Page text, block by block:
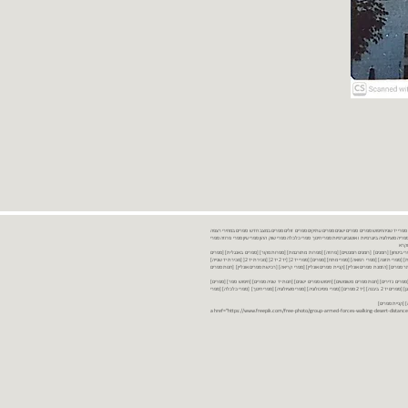
ספרים יד שניה ספרים משומשים ספרים חדשים ספרים יד 2 מכירת ספרים יד שניה ספרי יד שניהחיפוש ספרים ספרים ישנים ספרים עתיקים ספרים זולים ספרים במצב חדש ספרים במחירי רצפה
במבצע ספרים יד 2 ברמת גן ספרים יד 2 ביבנה יד 2 ספרים ספרי פסיכולוגיה ספריה סוציולוגיה ביוגרפיות ו אוטוביוגרפיות ספרי חינוך ספרי כלכלה ספרי שוק ההון ספרי עיון ספרי פרוזה ספרי
ביטחון] [רומנים] [רומנים רומנטיים] [פרוזה] [ספרות מתורגמת] [ספרות מקור] [ספרים באנגלית] [ספרים
חדשים מהחנות] [ספרים מומלצים] [ספרי בישול] [ספרי עידן חדש] [ספרי עסקים] [ספרי מורשת] [מחזות] [ספרי שירה] [ספרי בריאות] [ספרי תזונה] [ספרי רפואה] [ספרי מתח] [ספרים] [ספרי יד 2[ [יד 2 יד 2[ [מכירת יד 2[ [מכירת יד שנייה]
יד 2[ [ספר] [ספרים יד 2[ [הזמנת ספרים] [יד 2 ספרים] [ספרים בזול] [אתר ספרים] [הזמנת ספרים אונליין] [קניית ספרים אונליין] [ספרי קריאה] [רכישת ספרים אונליין] [חנות ספרים
נדירים] [חנות ספרים משומשים] [חיפוש ספרים ישנים] [חנות יד שניה ספרים] [חיפוש ספר] [ספרים]
[חנות ספרים זולים] [ספרים חדשים] [ספרים במחירי רצפה] [ספרים במשלוח חינם] [ספרים במשלוח עד הבית] [ספרים יד 2 ברמת גן] [ספרים יד 2 ביבנה] [יד 2 ספרים] [ספרי פסיכולוגיה] [ספרי סוציולוגיה] [ספרי חינוך] [ספרי כלכלה] [ספרי
[קניית ספרים]
<a href="https://www.freepik.com/free-photo/group-armed-forces-walking-desert-